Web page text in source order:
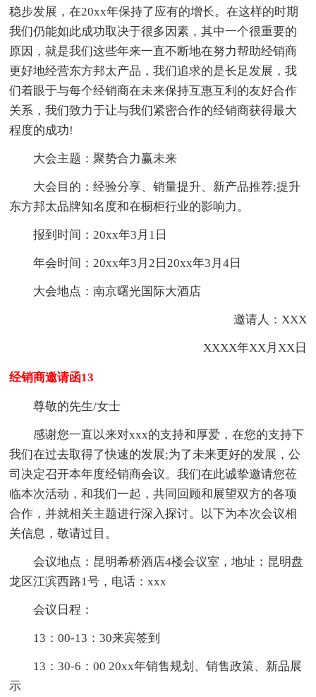
稳步发展，在20xx年保持了应有的增长。在这样的时期
我们仍能如此成功取决于很多因素，其中一个很重要的
原因，就是我们这些年来一直不断地在努力帮助经销商
更好地经营东方邦太产品，我们追求的是长足发展，我
们着眼于与每个经销商在未来保持互惠互利的友好合作
关系，我们致力于让与我们紧密合作的经销商获得最大
程度的成功!
大会主题：聚势合力赢未来
大会目的：经验分享、销量提升、新产品推荐;提升
东方邦太品牌知名度和在橱柜行业的影响力。
报到时间：20xx年3月1日
年会时间：20xx年3月2日20xx年3月4日
大会地点：南京曙光国际大酒店
邀请人：XXX
XXXX年XX月XX日
经销商邀请函13
尊敬的先生/女士
感谢您一直以来对xxx的支持和厚爱，在您的支持下
我们在过去取得了快速的发展;为了未来更好的发展，公
司决定召开本年度经销商会议。我们在此诚挚邀请您莅
临本次活动，和我们一起，共同回顾和展望双方的各项
合作，并就相关主题进行深入探讨。以下为本次会议相
关信息，敬请过目。
会议地点：昆明希桥酒店4楼会议室，地址：昆明盘
龙区江滨西路1号，电话：xxx
会议日程：
13：00-13：30来宾签到
13：30-6：00 20xx年销售规划、销售政策、新品展
示